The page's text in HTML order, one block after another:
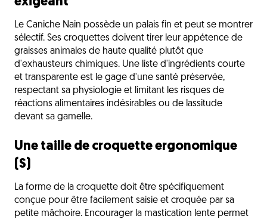
Le Caniche Nain possède un palais fin et peut se montrer
sélectif. Ses croquettes doivent tirer leur appétence de
graisses animales de haute qualité plutôt que
d'exhausteurs chimiques. Une liste d'ingrédients courte
et transparente est le gage d'une santé préservée,
respectant sa physiologie et limitant les risques de
réactions alimentaires indésirables ou de lassitude
devant sa gamelle.
Une taille de croquette ergonomique
(S)
La forme de la croquette doit être spécifiquement
conçue pour être facilement saisie et croquée par sa
petite mâchoire. Encourager la mastication lente permet